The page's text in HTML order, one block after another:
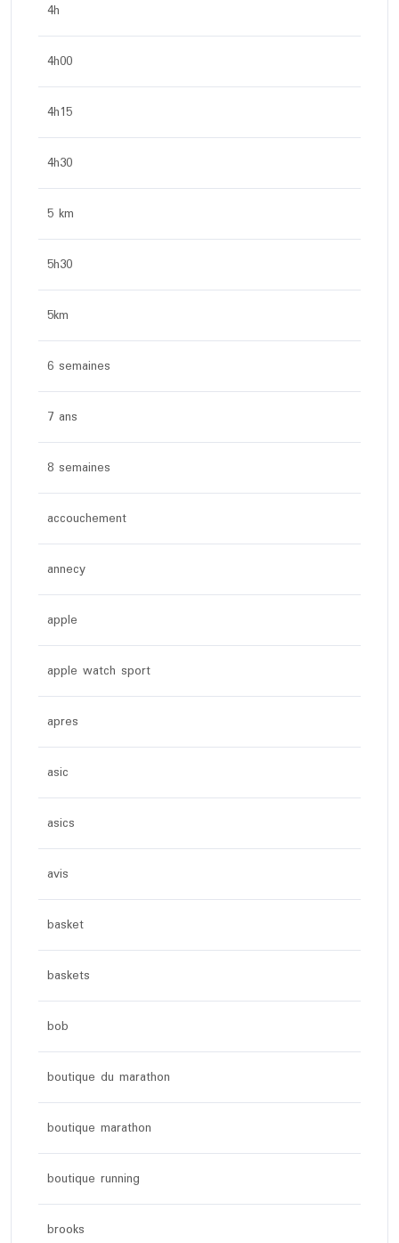
4h
4h00
4h15
4h30
5 km
5h30
5km
6 semaines
7 ans
8 semaines
accouchement
annecy
apple
apple watch sport
apres
asic
asics
avis
basket
baskets
bob
boutique du marathon
boutique marathon
boutique running
brooks